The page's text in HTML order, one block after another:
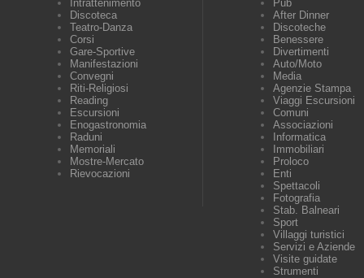
Intrattenimento
Discoteca
Teatro-Danza
Corsi
Gare-Sportive
Manifestazioni
Convegni
Riti-Religiosi
Reading
Escursioni
Enogastronomia
Raduni
Memoriali
Mostre-Mercato
Rievocazioni
Pub
After Dinner
Discoteche
Benessere
Divertimenti
Auto/Moto
Media
Agenzie Stampa
Viaggi Escursioni
Comuni
Associazioni
Informatica
Immobiliari
Proloco
Enti
Spettacoli
Fotografia
Stab. Balneari
Sport
Villaggi turistici
Servizi e Aziende
Visite guidate
Strumenti